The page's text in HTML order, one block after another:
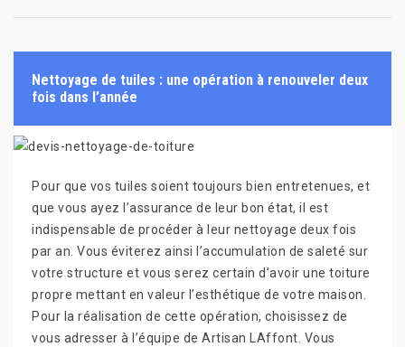
Nettoyage de tuiles : une opération à renouveler deux
fois dans l’année
Pour que vos tuiles soient toujours bien entretenues, et
que vous ayez l’assurance de leur bon état, il est
indispensable de procéder à leur nettoyage deux fois
par an. Vous éviterez ainsi l’accumulation de saleté sur
votre structure et vous serez certain d’avoir une toiture
propre mettant en valeur l’esthétique de votre maison.
Pour la réalisation de cette opération, choisissez de
vous adresser à l’équipe de Artisan LAffont. Vous